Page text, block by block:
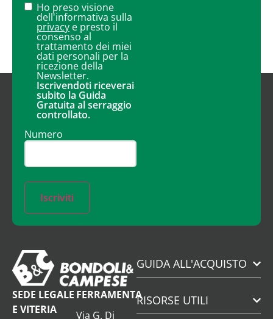
Ho preso visione
dell'informativa sulla
privacy e presto il
consenso al
trattamento dei miei
dati personali per la
ricezione della
Newsletter.
Iscrivendoti riceverai
subito la Guida
Gratuita al serraggio
controllato.
Numero
Iscriviti
SEDE LEGALE
E VITERIA
FERRAMENTA
Via G. Di
GUIDA ALL'ACQUISTO
RISORSE UTILI